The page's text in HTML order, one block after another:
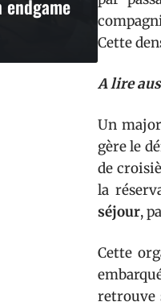
Cette
A lire
Un
gère le
de
la
séjour,
Cette
retrouve